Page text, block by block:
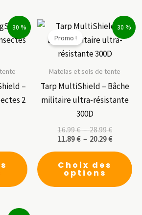
30 %
–
2
produit
variations.
30 %
Promo !
Matelas et sols de tente
Tarp MultiShield – Bâche
militaire ultra-résistante
300D
16.99€–28.99€Plage
de
16.99 €
28.99 €
11.89€ – 20.29€Plage
prix :
11.89 €
20.29 €
Choix des
options